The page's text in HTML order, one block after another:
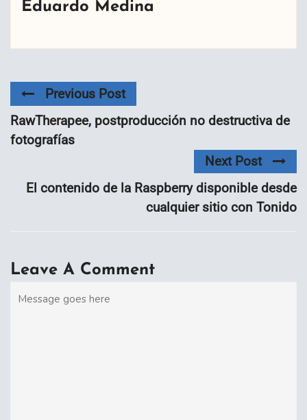
Eduardo Medina
Previous Post
RawTherapee, postproducción no destructiva de
fotografías
Next Post
El contenido de la Raspberry disponible desde
cualquier sitio con Tonido
Leave A Comment